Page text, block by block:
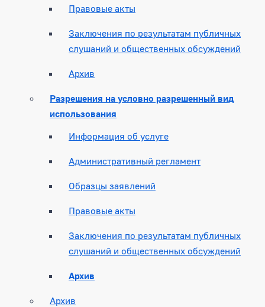
Правовые акты
Заключения по результатам публичных
слушаний и общественных обсуждений
Архив
Разрешения на условно разрешенный вид
использования
Информация об услуге
Административный регламент
Образцы заявлений
Правовые акты
Заключения по результатам публичных
слушаний и общественных обсуждений
Архив
Архив